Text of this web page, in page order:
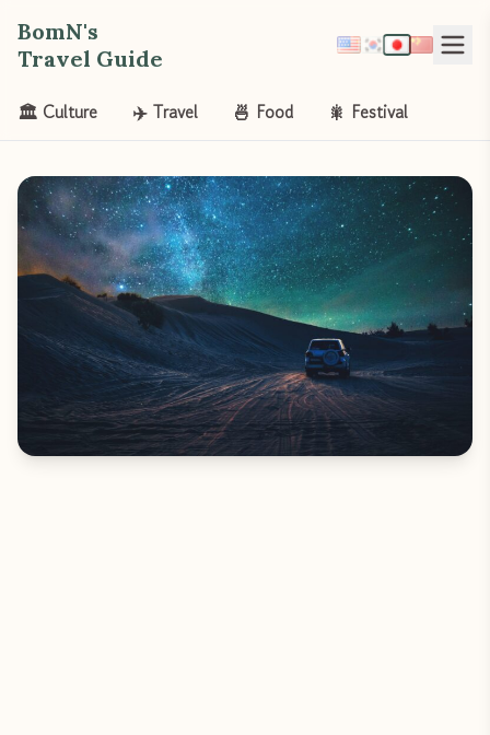
BomN's
Travel Guide
🏛️ Culture ✈️ Travel 🍜 Food 🎇 Festival